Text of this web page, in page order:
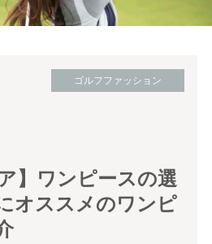
ゴルフファッション
】ワンピースの選
オススメのワンピ